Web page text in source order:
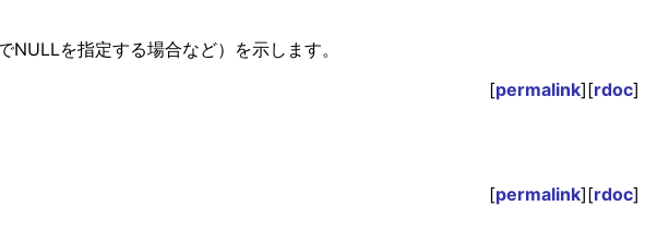
を指定する場合など）を示します。
[permalink][rdoc]
[permalink][rdoc]